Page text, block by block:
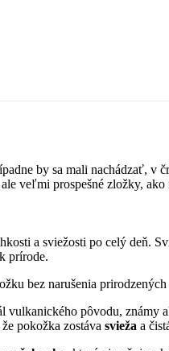
by sa mali nachádzať, v
veľmi prospešné zložky, ako
a sviežosti po celý deň.
prírode.
bez narušenia
pôvodu,
pokožka zostáva svieža a